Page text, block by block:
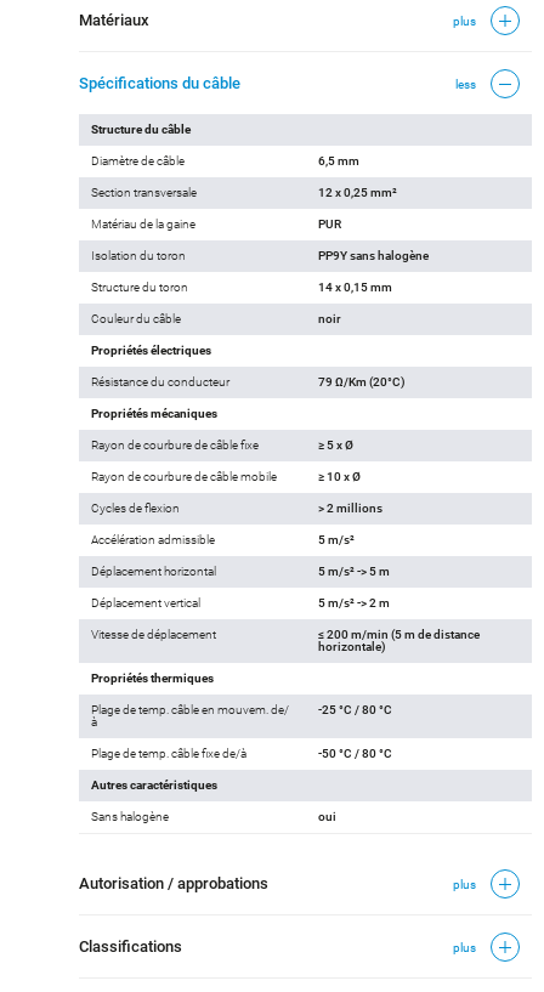
Matériaux plus
Spécifications du câble less
Structure du câble
Diamètre de câble 6,5 mm
Section transversale 12 x 0,25 mm²
Matériau de la gaine PUR
Isolation du toron PP9Y sans halogène
Structure du toron 14 x 0,15 mm
Couleur du câble noir
Propriétés électriques
Résistance du conducteur 79 Ω/Km (20°C)
Propriétés mécaniques
Rayon de courbure de câble fixe ≥ 5 x Ø
Rayon de courbure de câble mobile ≥ 10 x Ø
Cycles de flexion > 2 millions
Accélération admissible 5 m/s²
Déplacement horizontal 5 m/s² -> 5 m
Déplacement vertical 5 m/s² -> 2 m
Vitesse de déplacement
≤ 200 m/min (5 m de distance
horizontale)
Propriétés thermiques
Plage de temp. câble en mouvem. de/
à
-25 °C / 80 °C
Plage de temp. câble fixe de/à -50 °C / 80 °C
Autres caractéristiques
Sans halogène oui
Autorisation / approbations plus
Classifications plus